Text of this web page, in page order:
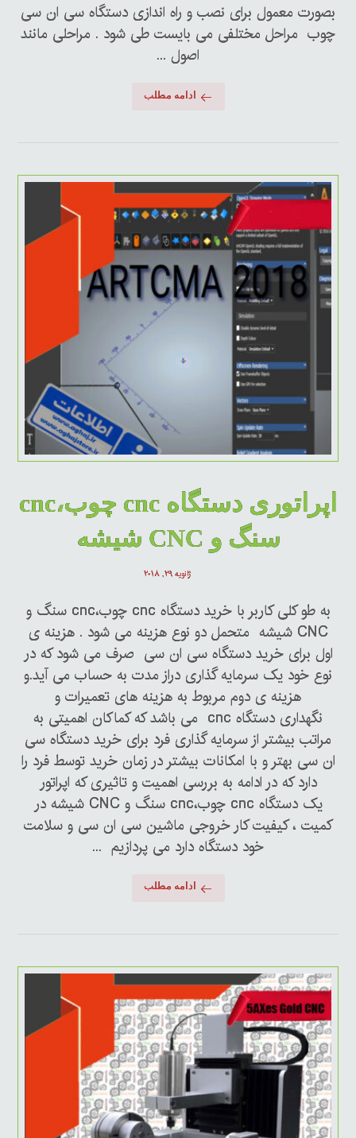
بصورت معمول برای نصب و راه اندازی دستگاه سی ان سی
چوب مراحل مختلفی می بایست طی شود . مراحلی مانند
اصول ...
ادامه مطلب
اپراتوری دستگاه cnc چوب،cnc
سنگ و CNC شیشه
ژانویه ۲۹, ۲۰۱۸
به طو کلی کاربر با خرید دستگاه cnc چوب،cnc سنگ و
CNC شیشه متحمل دو نوع هزینه می شود . هزینه ی
اول برای خرید دستگاه سی ان سی صرف می شود که در
نوع خود یک سرمایه گذاری دراز مدت به حساب می آید.و
هزینه ی دوم مربوط به هزینه های تعمیرات و
نگهداری دستگاه cnc می باشد که کماکان اهمیتی به
مراتب بیشتر از سرمایه گذاری فرد برای خرید دستگاه سی
ان سی بهتر و با امکانات بیشتر در زمان خرید توسط فرد را
دارد که در ادامه به بررسی اهمیت و تاثیری که اپراتور
یک دستگاه cnc چوب،cnc سنگ و CNC شیشه در
کمیت ، کیفیت کار خروجی ماشین سی ان سی و سلامت
خود دستگاه دارد می پردازیم ...
ادامه مطلب